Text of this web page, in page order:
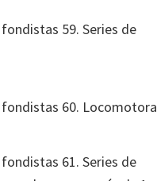
59. Series de
60. Locomotora
61. Series de